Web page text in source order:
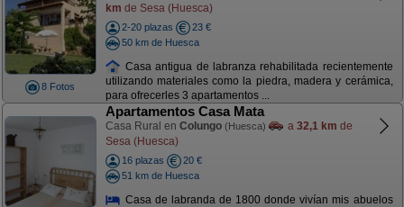
8 Fotos
km de Sesa (Huesca)
2-20 plazas
23 €
50 km de Huesca
Casa antigua de labranza rehabilitada recientemente
utilizando materiales como la piedra, madera y cerámica,
para ofrecerles 3 apartamentos ...
Apartamentos Casa Mata
Casa Rural en Colungo (Huesca) a 32,1 km de
Sesa (Huesca)
16 plazas
20 €
51 km de Huesca
Casa de labranda de 1800 donde vivían mis abuelos